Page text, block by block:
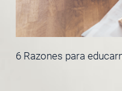
6 Razones para